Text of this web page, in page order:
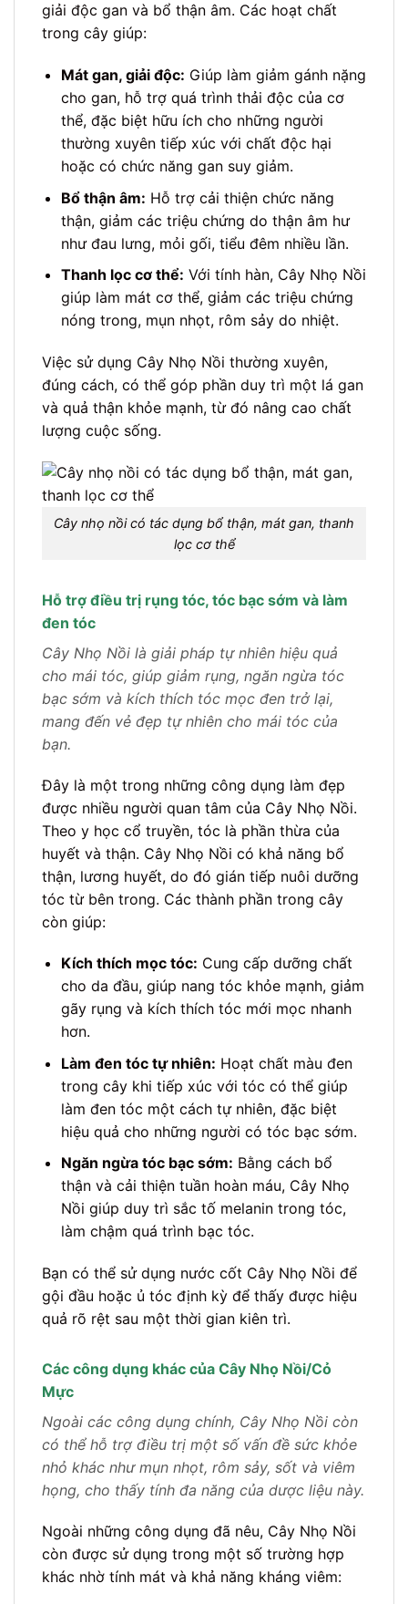
giải độc gan và bổ thận âm. Các hoạt chất
trong cây giúp:
Mát gan, giải độc: Giúp làm giảm gánh nặng
cho gan, hỗ trợ quá trình thải độc của cơ
thể, đặc biệt hữu ích cho những người
thường xuyên tiếp xúc với chất độc hại
hoặc có chức năng gan suy giảm.
Bổ thận âm: Hỗ trợ cải thiện chức năng
thận, giảm các triệu chứng do thận âm hư
như đau lưng, mỏi gối, tiểu đêm nhiều lần.
Thanh lọc cơ thể: Với tính hàn, Cây Nhọ Nồi
giúp làm mát cơ thể, giảm các triệu chứng
nóng trong, mụn nhọt, rôm sảy do nhiệt.
Việc sử dụng Cây Nhọ Nồi thường xuyên,
đúng cách, có thể góp phần duy trì một lá gan
và quả thận khỏe mạnh, từ đó nâng cao chất
lượng cuộc sống.
Cây nhọ nồi có tác dụng bổ thận, mát gan, thanh
lọc cơ thể
Hỗ trợ điều trị rụng tóc, tóc bạc sớm và làm
đen tóc
Cây Nhọ Nồi là giải pháp tự nhiên hiệu quả
cho mái tóc, giúp giảm rụng, ngăn ngừa tóc
bạc sớm và kích thích tóc mọc đen trở lại,
mang đến vẻ đẹp tự nhiên cho mái tóc của
bạn.
Đây là một trong những công dụng làm đẹp
được nhiều người quan tâm của Cây Nhọ Nồi.
Theo y học cổ truyền, tóc là phần thừa của
huyết và thận. Cây Nhọ Nồi có khả năng bổ
thận, lương huyết, do đó gián tiếp nuôi dưỡng
tóc từ bên trong. Các thành phần trong cây
còn giúp:
Kích thích mọc tóc: Cung cấp dưỡng chất
cho da đầu, giúp nang tóc khỏe mạnh, giảm
gãy rụng và kích thích tóc mới mọc nhanh
hơn.
Làm đen tóc tự nhiên: Hoạt chất màu đen
trong cây khi tiếp xúc với tóc có thể giúp
làm đen tóc một cách tự nhiên, đặc biệt
hiệu quả cho những người có tóc bạc sớm.
Ngăn ngừa tóc bạc sớm: Bằng cách bổ
thận và cải thiện tuần hoàn máu, Cây Nhọ
Nồi giúp duy trì sắc tố melanin trong tóc,
làm chậm quá trình bạc tóc.
Bạn có thể sử dụng nước cốt Cây Nhọ Nồi để
gội đầu hoặc ủ tóc định kỳ để thấy được hiệu
quả rõ rệt sau một thời gian kiên trì.
Các công dụng khác của Cây Nhọ Nồi/Cỏ
Mực
Ngoài các công dụng chính, Cây Nhọ Nồi còn
có thể hỗ trợ điều trị một số vấn đề sức khỏe
nhỏ khác như mụn nhọt, rôm sảy, sốt và viêm
họng, cho thấy tính đa năng của dược liệu này.
Ngoài những công dụng đã nêu, Cây Nhọ Nồi
còn được sử dụng trong một số trường hợp
khác nhờ tính mát và khả năng kháng viêm: